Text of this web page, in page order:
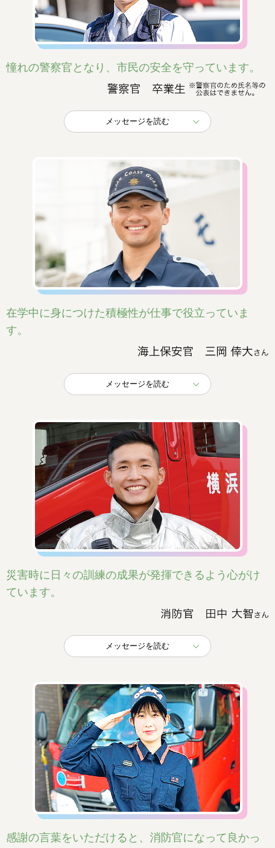
憧れの警察官となり、市民の安全を守っています。
メッセージを読む
在学中に身につけた積極性が仕事で役立っていま
す。
メッセージを読む
災害時に日々の訓練の成果が発揮できるよう心がけ
ています。
メッセージを読む
感謝の言葉をいただけると、消防官になって良かっ